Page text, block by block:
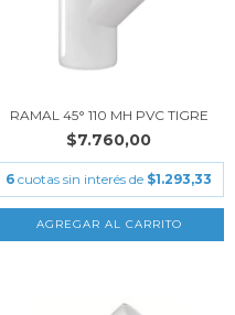
RAMAL 45° 110 MH PVC TIGRE
$7.760,00
6 cuotas sin interés de $1.293,33